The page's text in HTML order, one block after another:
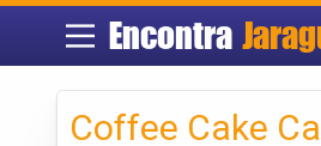
Encontra
Coffee Cake